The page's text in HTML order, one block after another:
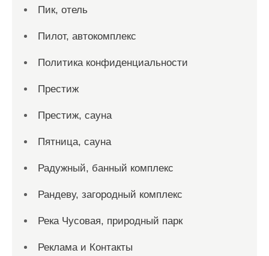
Пик, отель
Пилот, автокомплекс
Политика конфиденциальности
Престиж
Престиж, сауна
Пятница, сауна
Радужный, банный комплекс
Рандеву, загородный комплекс
Река Чусовая, природный парк
Реклама и Контакты